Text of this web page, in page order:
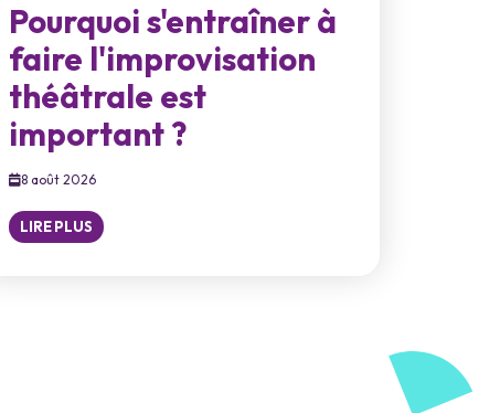
Pourquoi s'entraîner à
faire l'improvisation
théâtrale est
important ?
8 août 2026
LIRE PLUS